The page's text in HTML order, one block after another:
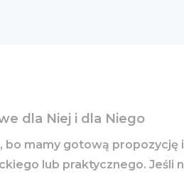
dla Niej i dla Niego
bo mamy gotową
lub praktycznego. Jeśli